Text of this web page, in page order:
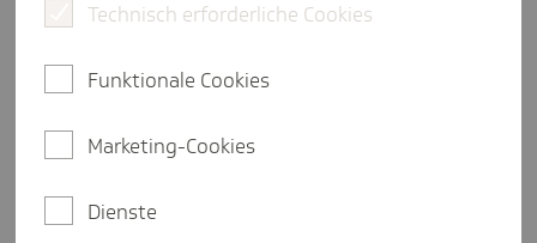
Dienstag 11:00-17:00 Uhr
Mittwoch
Technisch erforderliche Cookies
Funktionale Cookies
Marketing-Cookies
Dienste